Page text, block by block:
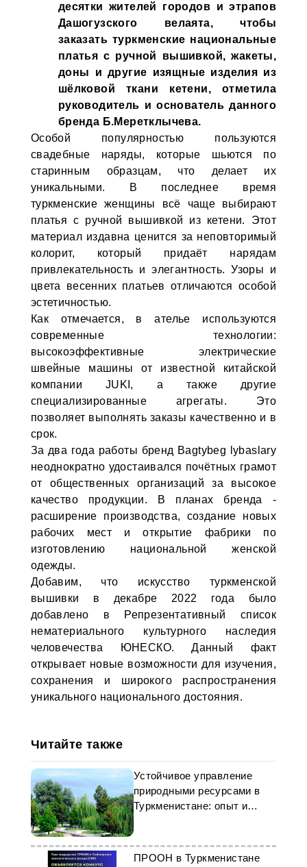
десятки жителей городов и этрапов
Дашогузского велаята, чтобы
заказать туркменские национальные
платья с ручной вышивкой, жакеты,
доны и другие изящные изделия из
шёлковой ткани кетени, отметила
руководитель и основатель данного
бренда Б.Меретклычева.
Особой популярностью пользуются
свадебные наряды, которые шьются по
старинным образцам, что делает их
уникальными. В последнее время
туркменские женщины всё чаще выбирают
платья с ручной вышивкой из кетени. Этот
материал издавна ценится за неповторимый
колорит, который придаёт нарядам
привлекательность и элегантность. Узоры и
цвета весенних платьев отличаются особой
эстетичностью.
Как отмечается, в ателье используются
современные технологии:
высокоэффективные электрические
швейные машины от известной китайской
компании JUKI, а также другие
специализированные агрегаты. Это
позволяет выполнять заказы качественно и в
срок.
За два года работы бренд Bagtybeg lybaslary
неоднократно удостаивался почётных грамот
от общественных организаций за высокое
качество продукции. В планах бренда -
расширение производства, создание новых
рабочих мест и открытие фабрики по
изготовлению национальной женской
одежды.
Добавим, что искусство туркменской
вышивки в декабре 2022 года было
добавлено в Репрезентативный список
нематериального культурного наследия
человечества ЮНЕСКО. Данный факт
открывает новые возможности для изучения,
сохранения и широкого распространения
уникального национального достояния.
Читайте также
Устойчивое управление
природными ресурсами в
Туркменистане: опыт и
перспективы
ПРООН в Туркменистане